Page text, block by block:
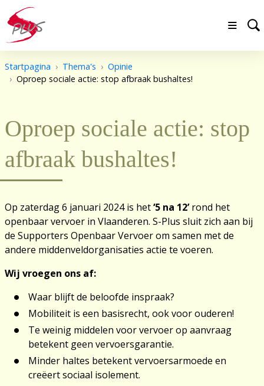
Startpagina Thema's
Opinie
Oproep sociale actie: stop afbraak bushaltes!
Oproep sociale actie: stop
afbraak bushaltes!
Op zaterdag 6 januari 2024 is het‘5 na 12’rond het
openbaar vervoer in Vlaanderen. S-Plus sluit zich aan bij
de Supporters Openbaar Vervoer om samen met de
andere middenveldorganisaties actie te voeren.
Wij vroegen ons af:
Waar blijft de beloofde inspraak?
Mobiliteit is een basisrecht, ook voor ouderen!
Te weinig middelen voor vervoer op aanvraag
betekent geen vervoersgarantie.
Minder haltes betekent vervoersarmoede en
creëert sociaal isolement.